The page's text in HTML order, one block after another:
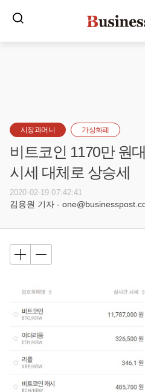
시장과머니 가상화폐
비트코인 1170만 원
시세 대체로 상승세
2020-02-19 07:42:41
김용원 기자 -